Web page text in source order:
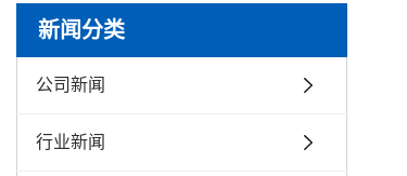
新闻分类
公司新闻
行业新闻